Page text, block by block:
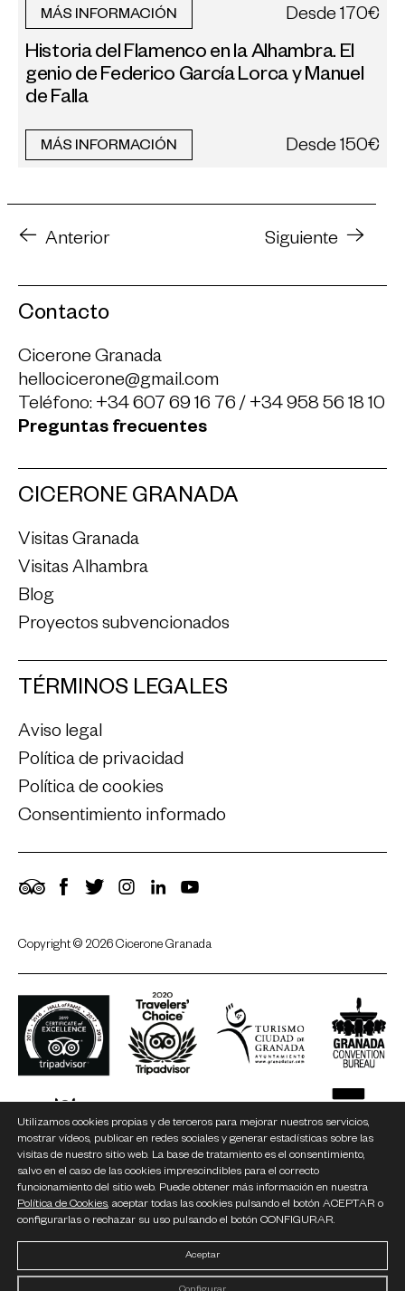
MÁS INFORMACIÓN Desde 170€
Historia del Flamenco en la Alhambra. El
genio de Federico García Lorca y Manuel
de Falla
MÁS INFORMACIÓN Desde 150€
Anterior Siguiente
Contacto
Cicerone Granada
hellocicerone@gmail.com
Teléfono: +34 607 69 16 76/ +34 958 56 18 10
Preguntas frecuentes
CICERONE GRANADA
Visitas Granada
Visitas Alhambra
Blog
Proyectos subvencionados
TÉRMINOS LEGALES
Aviso legal
Política de privacidad
Política de cookies
Consentimiento informado
TripAdvisor
Facebook
TwitterInstagram
LinkedIn
Copyright © 2026 Cicerone Granada
Utilizamos cookies propias y de terceros para mejorar nuestros servicios,
mostrar vídeos, publicar en redes sociales y generar estadísticas sobre las
visitas de nuestro sitio web. La base de tratamiento es el consentimiento,
salvo en el caso de las cookies imprescindibles para el correcto
funcionamiento del sitio web. Puede obtener más información en nuestra
Política de Cookies, aceptar todas las cookies pulsando el botón ACEPTAR o
configurarlas o rechazar su uso pulsando el botón CONFIGURAR.
Aceptar